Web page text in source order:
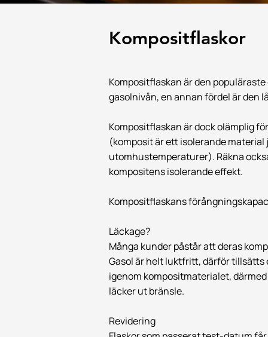
Kompositflaskor
Kompositflaskan är den
gasolnivån, en annan fördel är den
Kompositflaskan är dock olämplig
(komposit är ett isolerande
utomhustemperaturer). Räkna
kompositens isolerande effekt.
Kompositflaskans
Läckage?
Många kunder påstår att deras
Gasol är helt luktfritt, därför tillsätts
igenom kompositmaterialet,
läcker ut bränsle.
Revidering